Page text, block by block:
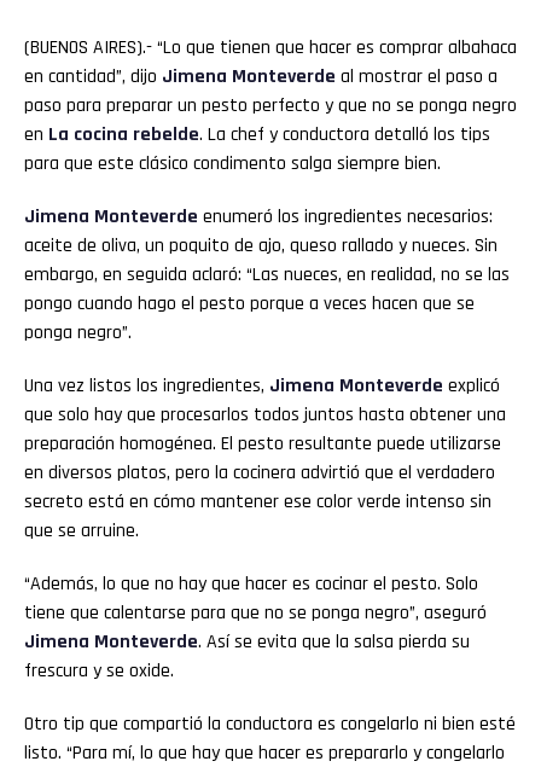
(BUENOS AIRES).- “Lo que tienen que hacer es comprar albahaca
en cantidad”, dijo Jimena Monteverde al mostrar el paso a
paso para preparar un pesto perfecto y que no se ponga negro
en La cocina rebelde. La chef y conductora detalló los tips
para que este clásico condimento salga siempre bien.
Jimena Monteverde enumeró los ingredientes necesarios:
aceite de oliva, un poquito de ajo, queso rallado y nueces. Sin
embargo, en seguida aclaró: “Las nueces, en realidad, no se las
pongo cuando hago el pesto porque a veces hacen que se
ponga negro”.
Una vez listos los ingredientes, Jimena Monteverde explicó
que solo hay que procesarlos todos juntos hasta obtener una
preparación homogénea. El pesto resultante puede utilizarse
en diversos platos, pero la cocinera advirtió que el verdadero
secreto está en cómo mantener ese color verde intenso sin
que se arruine.
“Además, lo que no hay que hacer es cocinar el pesto. Solo
tiene que calentarse para que no se ponga negro”, aseguró
Jimena Monteverde. Así se evita que la salsa pierda su
frescura y se oxide.
Otro tip que compartió la conductora es congelarlo ni bien esté
listo. “Para mí, lo que hay que hacer es prepararlo y congelarlo